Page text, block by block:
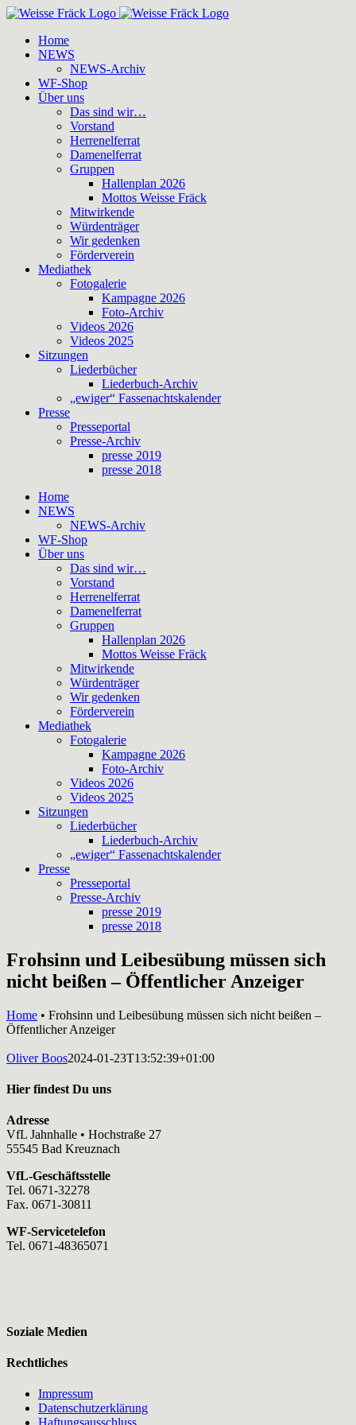
Zum
springenHome
NEWS
NEWS-Archiv
WF-Shop
Über uns
Das sind wir…
Vorstand
Herrenelferrat
Damenelferrat
Gruppen
Hallenplan 2026
Mottos Weisse Fräck
Mitwirkende
Würdenträger
Wir gedenken
Förderverein
Mediathek
Fotogalerie
Kampagne 2026
Foto-Archiv
Videos 2026
Videos 2025
Sitzungen
Liederbücher
Liederbuch-Archiv
„ewiger“ Fassenachtskalender
Presse
Presseportal
Presse-Archiv
presse 2019
presse 2018
Home
NEWS
NEWS-Archiv
WF-Shop
Über uns
Das sind wir…
Vorstand
Herrenelferrat
Damenelferrat
Gruppen
Hallenplan 2026
Mottos Weisse Fräck
Mitwirkende
Würdenträger
Wir gedenken
Förderverein
Mediathek
Fotogalerie
Kampagne 2026
Foto-Archiv
Videos 2026
Videos 2025
Sitzungen
Liederbücher
Liederbuch-Archiv
„ewiger“ Fassenachtskalender
Presse
Presseportal
Presse-Archiv
presse 2019
presse 2018
Frohsinn und Leibesübung müssen sich
nicht beißen – Öffentlicher Anzeiger
Home • Frohsinn und Leibesübung müssen sich nicht beißen –
Öffentlicher Anzeiger
Oliver Boos2024-01-23T13:52:39+01:00
Hier findest Du uns
Adresse
VfL Jahnhalle • Hochstraße 27
55545 Bad Kreuznach
VfL-Geschäftsstelle
Tel. 0671-32278
Fax. 0671-30811
WF-Servicetelefon
Tel. 0671-48365071
Soziale Medien
Rechtliches
Impressum
Datenschutzerklärung